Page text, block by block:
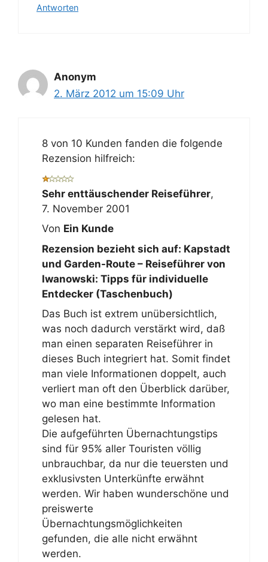
Antworten
Anonym
2. März 2012 um 15:09 Uhr
8 von 10 Kunden fanden die folgende
Rezension hilfreich:
Sehr enttäuschender Reiseführer,
7. November 2001
Von Ein Kunde
Rezension bezieht sich auf: Kapstadt
und Garden-Route – Reiseführer von
Iwanowski: Tipps für individuelle
Entdecker (Taschenbuch)
Das Buch ist extrem unübersichtlich,
was noch dadurch verstärkt wird, daß
man einen separaten Reiseführer in
dieses Buch integriert hat. Somit findet
man viele Informationen doppelt, auch
verliert man oft den Überblick darüber,
wo man eine bestimmte Information
gelesen hat.
Die aufgeführten Übernachtungstips
sind für 95% aller Touristen völlig
unbrauchbar, da nur die teuersten und
exklusivsten Unterkünfte erwähnt
werden. Wir haben wunderschöne und
preiswerte
Übernachtungsmöglichkeiten
gefunden, die alle nicht erwähnt
werden.